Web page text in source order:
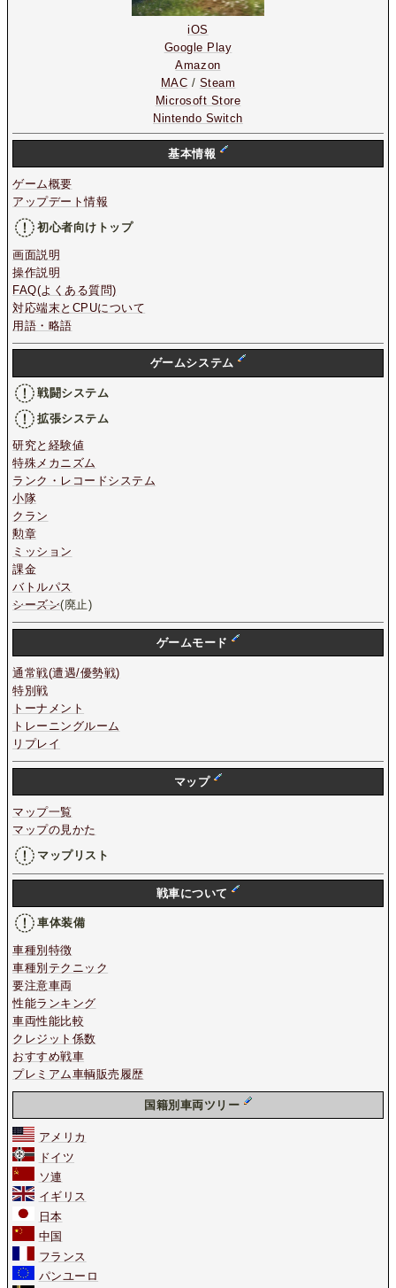
iOS
Google Play
Amazon
MAC / Steam
Microsoft Store
Nintendo Switch
基本情報
ゲーム概要
アップデート情報
初心者向けトップ
画面説明
操作説明
FAQ(よくある質問)
対応端末とCPUについて
用語・略語
ゲームシステム
戦闘システム
拡張システム
研究と経験値
特殊メカニズム
ランク・レコードシステム
小隊
クラン
勲章
ミッション
課金
バトルパス
シーズン(廃止)
ゲームモード
通常戦(遭遇/優勢戦)
特別戦
トーナメント
トレーニングルーム
リプレイ
マップ
マップ一覧
マップの見かた
マップリスト
戦車について
車体装備
車種別特徴
車種別テクニック
要注意車両
性能ランキング
車両性能比較
クレジット係数
おすすめ戦車
プレミアム車輌販売履歴
国籍別車両ツリー
アメリカ
ドイツ
ソ連
イギリス
日本
中国
フランス
パンユーロ